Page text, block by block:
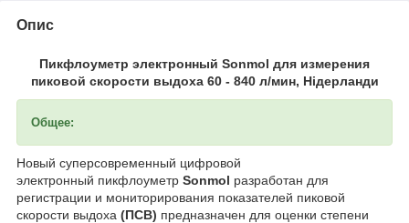
Опис
Пикфлоуметр электронный Sonmol для измерения
пиковой скорости выдоха 60 - 840 л/мин, Нідерланди
Общее:
Новый суперсовременный цифровой
электронный пикфлоуметр Sonmol разработан для
регистрации и мониторирования показателей пиковой
скорости выдоха (ПСВ) предназначен для оценки степени